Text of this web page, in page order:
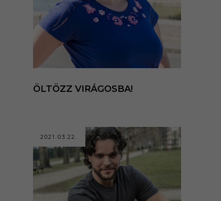
ÖLTÖZZ VIRÁGOSBA!
2021.03.22.